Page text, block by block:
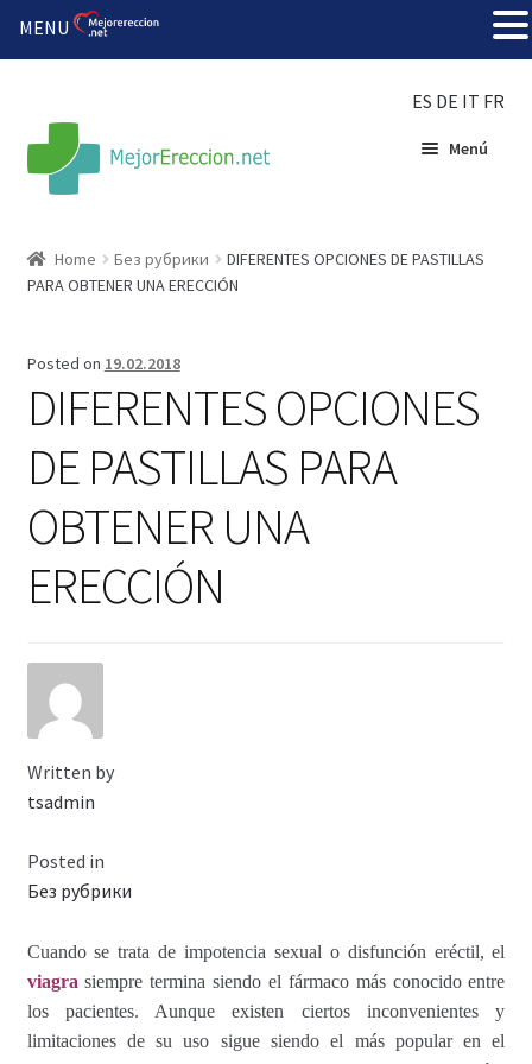
ES DE IT FR
Menú
Rueda de la fortuna
Echar fiesta
Solución barata
Super amoureux
Viaje romántico.
Faire la fête
Comment choisir?
Base de datos de productos
Sale
Halloween
Blog
Blog
Home Без рубрики
DIFERENTES OPCIONES DE PASTILLAS
PARA OBTENER UNA ERECCIÓN
Posted on 19.02.2018
DIFERENTES OPCIONES
DE PASTILLAS PARA
OBTENER UNA
ERECCIÓN
Written by
tsadmin
Posted in
Без рубрики
Cuando se trata de impotencia sexual o disfunción eréctil, el
viagrasiempre termina siendo el fármaco más conocido entre
los pacientes. Aunque existen ciertos inconvenientes y
limitaciones de su uso sigue siendo el más popular en el
MENU